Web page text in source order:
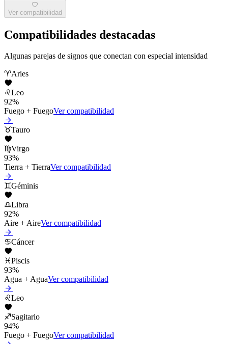
Ver compatibilidad
Compatibilidades destacadas
Algunas parejas de signos que conectan con especial intensidad
♈Aries
♌Leo
92%
Fuego + FuegoVer compatibilidad
♉Tauro
♍Virgo
93%
Tierra + TierraVer compatibilidad
♊Géminis
♎Libra
92%
Aire +AireVer compatibilidad
♋Cáncer
♓Piscis
93%
Agua +AguaVer compatibilidad
♌Leo
♐Sagitario
94%
Fuego + FuegoVer compatibilidad